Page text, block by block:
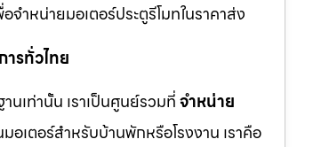
ำหน่ายมอเตอร์ประตูรีโมทในราคาส่ง
ารทั่วไทย
นเท่านั้น เราเป็นศูนย์รวมที่จำหน่าย
อเตอร์สำหรับบ้านพักหรือโรงงาน เราคือ